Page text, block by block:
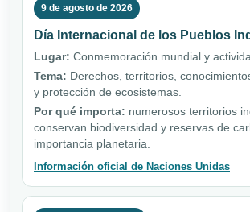
9 de agosto de 2026
Día Internacional de los Pueblos
Lugar: Conmemoración mundial y
Tema: Derechos, territorios,
y protección de ecosistemas.
Por qué importa: numerosos territorios
conservan biodiversidad y reservas de
importancia planetaria.
Información oficial de Naciones Unidas